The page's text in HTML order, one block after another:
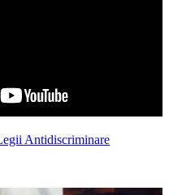
Antidiscriminare